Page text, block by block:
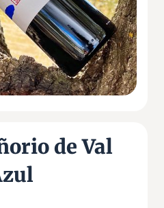
de Val